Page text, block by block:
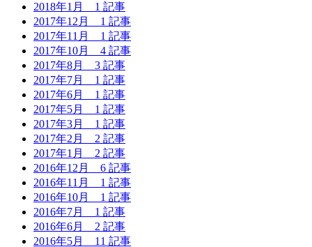
2018年1月 1 記事
2017年12月 1 記事
2017年11月 1 記事
2017年10月 4 記事
2017年8月 3 記事
2017年7月 1 記事
2017年6月 1 記事
2017年5月 1 記事
2017年3月 1 記事
2017年2月 2 記事
2017年1月 2 記事
2016年12月 6 記事
2016年11月 1 記事
2016年10月 1 記事
2016年7月 1 記事
2016年6月 2 記事
2016年5月 11 記事